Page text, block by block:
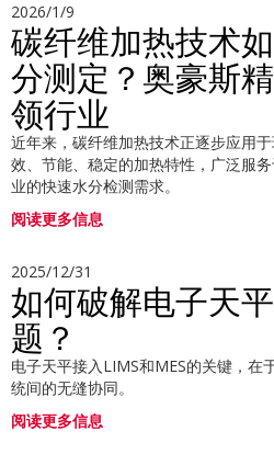
2026/1/9
碳纤维加热技术
分测定？奥豪斯
领行业
近年来，碳纤维加热技术正逐步应用
效、节能、稳定的加热特性，广泛服
业的快速水分检测需求。
阅读更多信息
2025/12/31
如何破解电子天
题？
电子天平接入LIMS和MES的关键，在
统间的无缝协同。
阅读更多信息